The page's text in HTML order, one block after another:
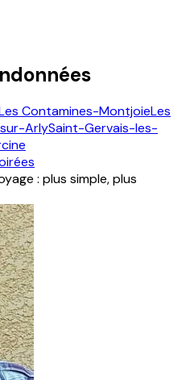
Contamines-MontjoieLes
ArlySaint-Gervais-les-
: plus simple, plus